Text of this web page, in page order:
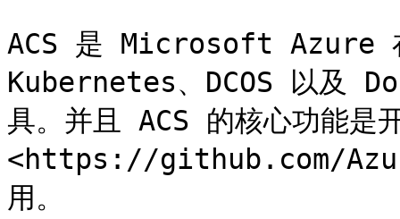
ACS 是 Microsoft Azure
Kubernetes、DCOS 以及
具。并且 ACS 的核心功能是
<https://github.com/
用。